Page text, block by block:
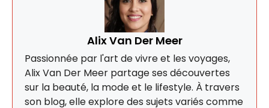
Alix Van Der Meer
Passionnée par l'art de vivre et les voyages,
Alix Van Der Meer partage ses découvertes
sur la beauté, la mode et le lifestyle. À travers
son blog, elle explore des sujets variés comme